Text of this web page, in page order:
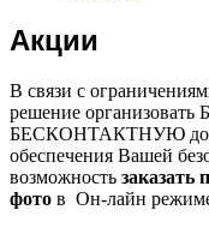
Акции
В связи с
решение
БЕСКОНТАКТНУЮ
обеспечения Вашей
возможность заказать
фото в Он-лайн